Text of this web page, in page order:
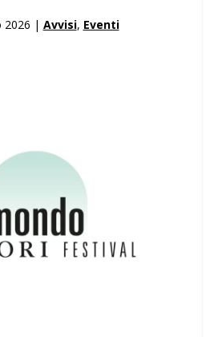
2026 | Avvisi, Eventi